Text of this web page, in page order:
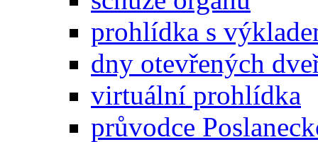
prohlídka s
dny otevřených
virtuální prohlídka
průvodce